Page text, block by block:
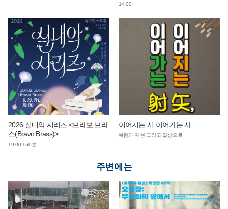
14:00
2026 실내악 시리즈 <브라보 브라
스(Bravo Brass)>
19:00 / 60분
이어지는 시 이어가는 사
복원과 재현 그리고 일상으로
주변에는